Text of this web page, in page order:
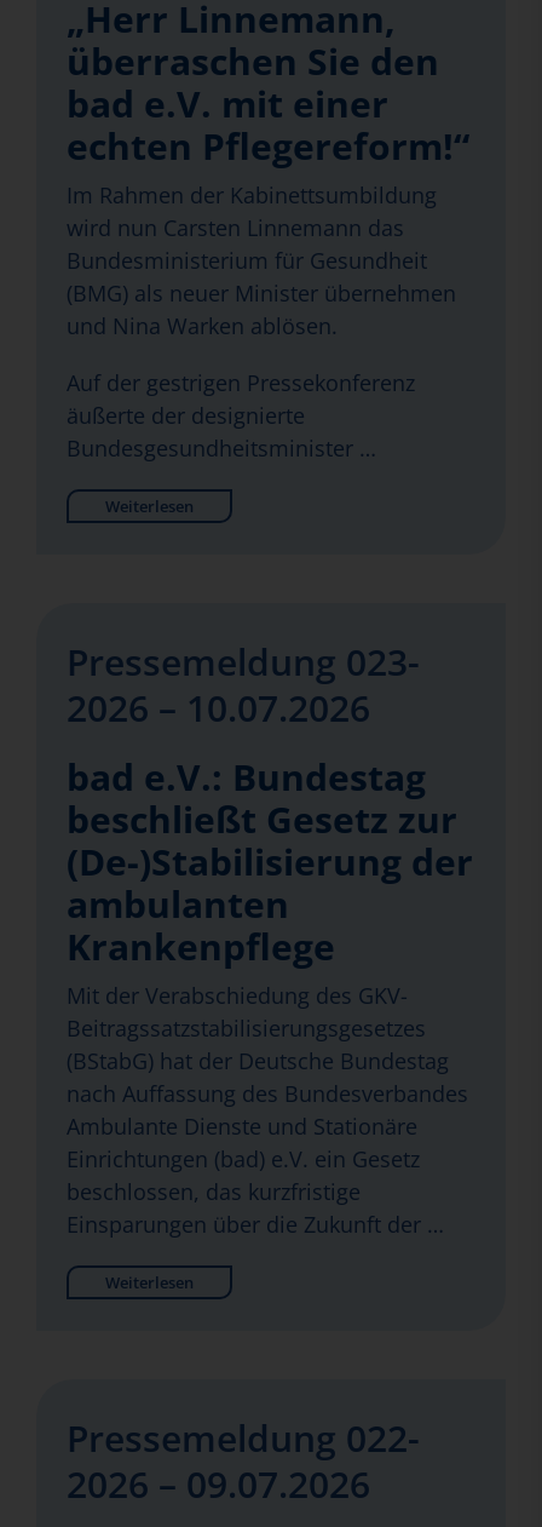
„Herr Linnemann,
überraschen Sie den
bad e.V. mit einer
echten Pflegereform!“
Im Rahmen der Kabinettsumbildung
wird nun Carsten Linnemann das
Bundesministerium für Gesundheit
(BMG) als neuer Minister übernehmen
und Nina Warken ablösen.
Auf der gestrigen Pressekonferenz
äußerte der designierte
Bundesgesundheitsminister …
Weiterlesen
Pressemeldung 023-
2026 – 10.07.2026
bad e.V.: Bundestag
beschließt Gesetz zur
(De-)Stabilisierung der
ambulanten
Krankenpflege
Mit der Verabschiedung des GKV-
Beitragssatzstabilisierungsgesetzes
(BStabG) hat der Deutsche Bundestag
nach Auffassung des Bundesverbandes
Ambulante Dienste und Stationäre
Einrichtungen (bad) e.V. ein Gesetz
beschlossen, das kurzfristige
Einsparungen über die Zukunft der …
Weiterlesen
Pressemeldung 022-
2026 – 09.07.2026